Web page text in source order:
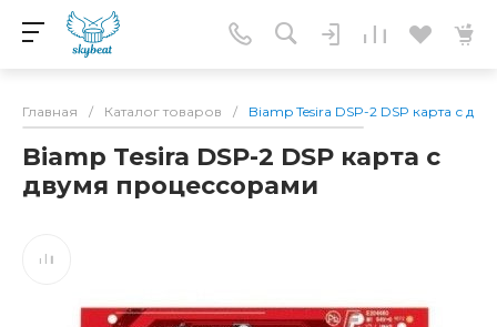
Главная / Каталог товаров / Biamp Tesira DSP-2 DSP карта с
Biamp Tesira DSP-2 DSP карта с
двумя процессорами